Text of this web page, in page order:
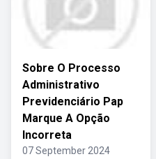
Sobre O Processo
Administrativo
Previdenciário Pap
Marque A Opção
Incorreta
07 September 2024